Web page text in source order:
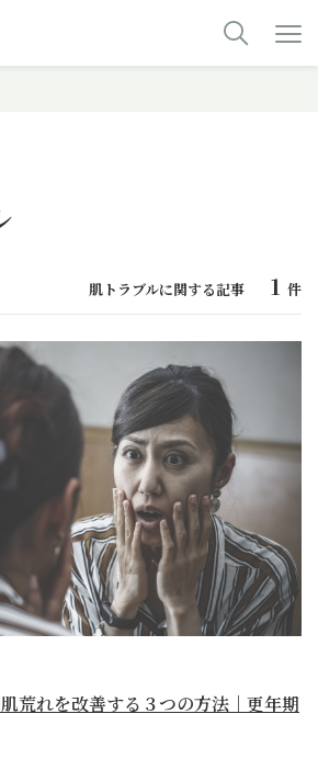
肌トラブルに関する記事 1 件
荒れを改善する３つの方法｜更年期